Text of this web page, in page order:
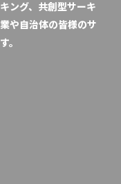
ング、共創型サーキ
や自治体の皆様のサ
。